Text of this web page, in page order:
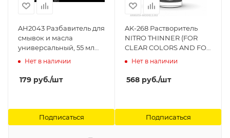
AH2043 Разбавитель для
смывок и масла
универсальный, 55 мл
Aurora Hobby
Нет в наличии
179 руб./шт
Подписаться
AK-268 Растворитель
NITRO THINNER (FOR
CLEAR COLORS AND FOR
CLEANING) AK-
Нет в наличии
568 руб./шт
Подписаться